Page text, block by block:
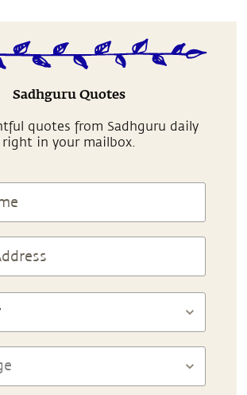
Sadhguru Quotes
quotes from Sadhguru daily
right in your mailbox.